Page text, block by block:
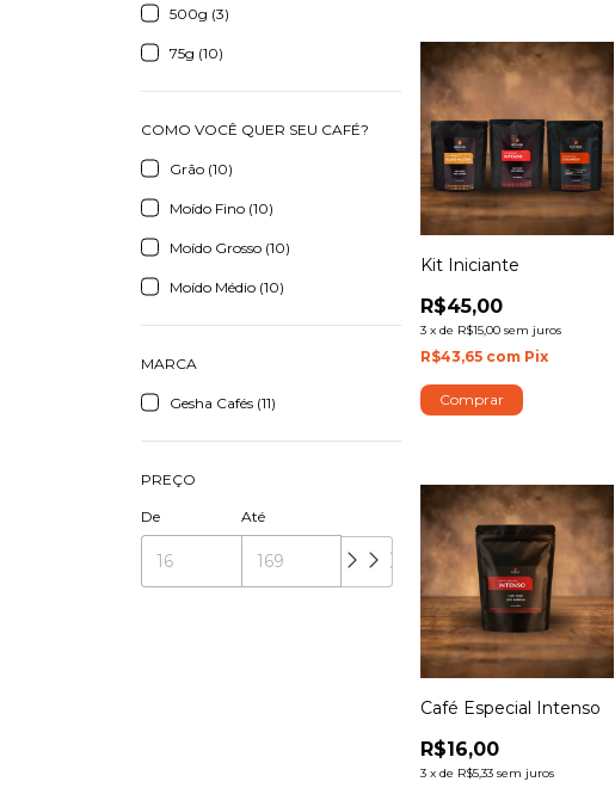
500g (3)
75g (10)
COMO VOCÊ QUER SEU CAFÉ?
Grão (10)
Moído Fino (10)
Moído Grosso (10)
Moído Médio (10)
MARCA
Gesha Cafés (11)
PREÇO
De Até
Kit Iniciante
R$45,00
3 xde R$15,00 sem juros
R$43,65 com Pix
Comprar
Café Especial Intenso
R$16,00
3 xde R$5,33 sem juros